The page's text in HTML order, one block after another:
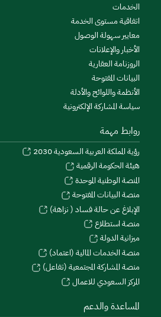
الخدمات
اتفاقية مستوى الخدمة
معايير سهولة الوصول
الأخبار والإعلانات
الروزنامة العقارية
البيانات المفتوحة
الأنظمة واللوائح والأدلة
سياسة المشاركة الإلكترونية
روابط مهمة
رؤية المملكة العربية السعودية 2030
هيئة الحكومة الرقمية
المنصة الوطنية الموحدة
منصة البيانات المفتوحة
الإبلاغ عن حالة فساد ( نزاهة)
منصة استطلاع
ميزانية الدولة
منصة الخدمات المالية (اعتماد)
منصة المشاركة المجتمعية (تفاعل)
المركز السعودي للاعمال
المساعدة والدعم